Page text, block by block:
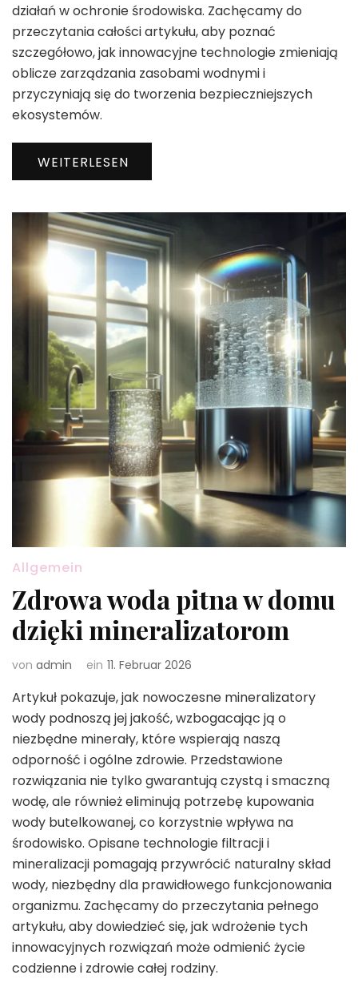
działań w ochronie środowiska. Zachęcamy do
przeczytania całości artykułu, aby poznać
szczegółowo, jak innowacyjne technologie zmieniają
oblicze zarządzania zasobami wodnymi i
przyczyniają się do tworzenia bezpieczniejszych
ekosystemów.
WEITERLESEN
Allgemein
Zdrowa woda pitna w domu
dzięki mineralizatorom
von admin ein 11. Februar 2026
Artykuł pokazuje, jak nowoczesne mineralizatory
wody podnoszą jej jakość, wzbogacając ją o
niezbędne minerały, które wspierają naszą
odporność i ogólne zdrowie. Przedstawione
rozwiązania nie tylko gwarantują czystą i smaczną
wodę, ale również eliminują potrzebę kupowania
wody butelkowanej, co korzystnie wpływa na
środowisko. Opisane technologie filtracji i
mineralizacji pomagają przywrócić naturalny skład
wody, niezbędny dla prawidłowego funkcjonowania
organizmu. Zachęcamy do przeczytania pełnego
artykułu, aby dowiedzieć się, jak wdrożenie tych
innowacyjnych rozwiązań może odmienić życie
codzienne i zdrowie całej rodziny.